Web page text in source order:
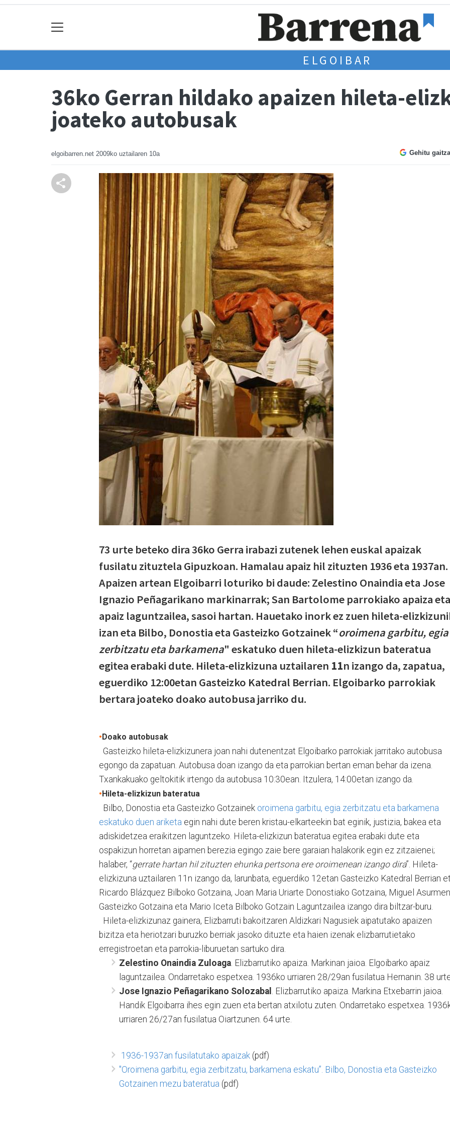
ELGOIBAR
36ko Gerran hildako apaizen hileta-
joateko autobusak
elgoibarren.net 2009ko uztailaren 10a Gehitu
73 urte beteko dira 36ko Gerra irabazi zutenek lehen euskal apaizak
fusilatu zituztela Gipuzkoan. Hamalau apaiz hil zituzten 1936 eta 1937an.
Apaizen artean Elgoibarri loturiko bi daude: Zelestino Onaindia eta Jose
Ignazio Peñagarikano markinarrak; San Bartolome parrokiako apaiza eta
apaiz laguntzailea, sasoi hartan. Hauetako inork ez zuen hileta-
izan eta Bilbo, Donostia eta Gasteizko Gotzainek “oroimena garbitu, egia
zerbitzatu eta barkamena" eskatuko duen hileta-elizkizun bateratua
egitea erabaki dute. Hileta-elizkizuna uztailaren 11n izango da, zapatua,
eguerdiko 12:00etan Gasteizko Katedral Berrian. Elgoibarko parrokiak
bertara joateko doako autobusa jarriko du.
• Doako autobusak
Gasteizko hileta-elizkizunera joan nahi dutenentzat Elgoibarko parrokiak jarritako autobusa
egongo da zapatuan. Autobusa doan izango da eta parrokian bertan eman behar da izena.
Txankakuako geltokitik irtengo da autobusa 10:30ean. Itzulera, 14:00etan izango da.
• Hileta-elizkizun bateratua
Bilbo, Donostia eta Gasteizko Gotzainek oroimena garbitu, egia zerbitzatu eta barkamena
eskatuko duen ariketa egin nahi dute beren kristau-elkarteekin bat eginik, justizia, bakea eta
adiskidetzea eraikitzen laguntzeko. Hileta-elizkizun bateratua egitea erabaki dute eta
ospakizun horretan aipamen berezia egingo zaie bere garaian halakorik egin ez zitzaienei;
halaber, “gerrate hartan hil zituzten ehunka pertsona ere oroimenean izango dira”. Hileta-
elizkizuna uztailaren 11n izango da, larunbata, eguerdiko 12etan Gasteizko Katedral Berrian
Ricardo Blázquez Bilboko Gotzaina, Joan Maria Uriarte Donostiako Gotzaina, Miguel
Gasteizko Gotzaina eta Mario Iceta Bilboko Gotzain Laguntzailea izango dira biltzar-buru.
Hileta-elizkizunaz gainera, Elizbarruti bakoitzaren Aldizkari Nagusiek aipatutako apaizen
bizitza eta heriotzari buruzko berriak jasoko dituzte eta haien izenak elizbarrutietako
erregistroetan eta parrokia-liburuetan sartuko dira.
Zelestino Onaindia Zuloaga. Elizbarrutiko apaiza. Markinan jaioa. Elgoibarko apaiz
laguntzailea. Ondarretako espetxea. 1936ko urriaren 28/29an fusilatua Hernanin. 38
Jose Ignazio Peñagarikano Solozabal . Elizbarrutiko apaiza. Markina Etxebarrin jaioa.
Handik Elgoibarra ihes egin zuen eta bertan atxilotu zuten. Ondarretako espetxea.
urriaren 26/27an fusilatua Oiartzunen. 64 urte.
1936-1937an fusilatutako apaizak (pdf)
"Oroimena garbitu, egia zerbitzatu, barkamena eskatu”. Bilbo, Donostia eta Gasteizko
Gotzainen mezu bateratua (pdf)